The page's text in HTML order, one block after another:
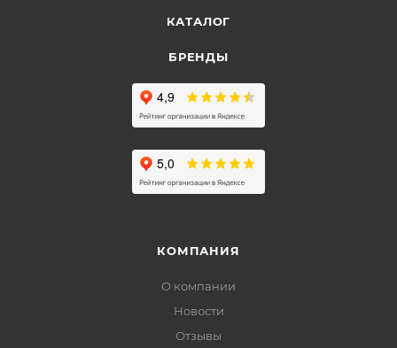
КАТАЛОГ
БРЕНДЫ
КОМПАНИЯ
О компании
Новости
Отзывы